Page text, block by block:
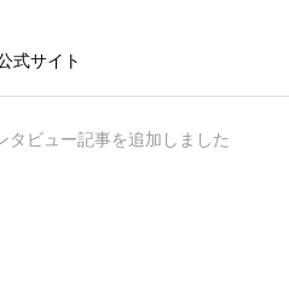
式サイト
タビュー記事を追加しました